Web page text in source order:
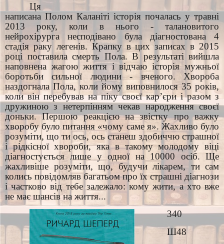
Ця
написана Полом Каланіті історія почалась у травні
2013 року, коли в нього - талановитого
нейрохірурга несподівано була діагностована 4
стадія раку легенів. Крапку в цих записах в 2015
році поставила смерть Пола. В результаті вийшла
наповнена жагою життя і відчаю історія мужньої
боротьби сильної людини - вченого. Хвороба
наздогнала Пола, коли йому виповнилося 35 років,
коли він перебував на піку своєї кар’єри і разом з
дружиною з нетерпінням чекав народження своєї
доньки. Першою реакцією на звістку про важку
хворобу було питання «чому саме я». Жахливо було
розуміти, що ти ось, ось станеш здобиччю страшної
і рідкісної хвороби, яка в такому молодому віці
діагностується лише у одної на 10000 осіб. Ще
жахливіше розуміти, що, будучи лікарем, ти сам
колись повідомляв багатьом про їх страшні діагнози
і частково від тебе залежало: кому жити, а хто вже
не має шансів на життя...
340
Ш48